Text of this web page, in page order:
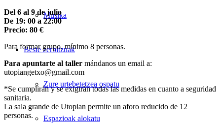
Musika
Beste zerbitzuak
Zure urtebetetzea ospatu
Espazioak alokatu
Del 6 al 9 de julio
De 19: 00 a 22:00
Precio: 80 €
Para formar grupo, mínimo 8 personas.
Para apuntarte al taller mándanos un email a:
utopiangetxo@gmail.com
*Se cumplirán y se exigirán todas las medidas en cuanto a seguridad
sanitaria.
La sala grande de Utopian permite un aforo reducido de 12
personas.